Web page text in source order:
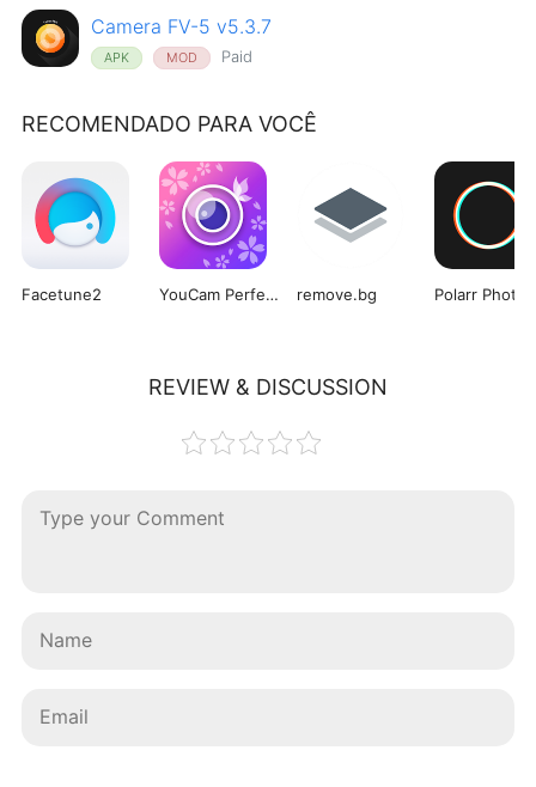
Camera FV-5 v5.3.7
APK MOD Paid
RECOMENDADO PARA VOCÊ
Facetune2 YouCam Perfect remove.bg
REVIEW & DISCUSSION